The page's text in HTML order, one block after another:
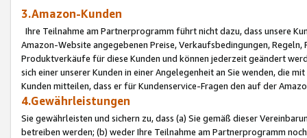
3.Amazon-Kunden
Ihre Teilnahme am Partnerprogramm führt nicht dazu, dass unsere
Amazon-Website angegebenen Preise, Verkaufsbedingungen,
Produktverkäufe für diese Kunden und können jederzeit geändert
sich einer unserer Kunden in einer Angelegenheit an Sie wenden, die
Kunden mitteilen, dass er für Kundenservice-Fragen den auf der
4.Gewährleistungen
Sie gewährleisten und sichern zu, dass (a) Sie gemäß dieser
betreiben werden; (b) weder Ihre Teilnahme am Partnerprogramm